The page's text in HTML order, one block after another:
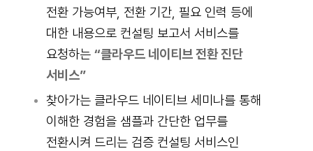
전환 가능여부, 전환 기간, 필요 인력 등에
대한 내용으로 컨설팅 보고서 서비스를
요청하는 “클라우드 네이티브 전환 진단
서비스”
찾아가는 클라우드 네이티브 세미나를 통해
이해한 경험을 샘플과 간단한 업무를
전환시켜 드리는 검증 컨설팅 서비스인